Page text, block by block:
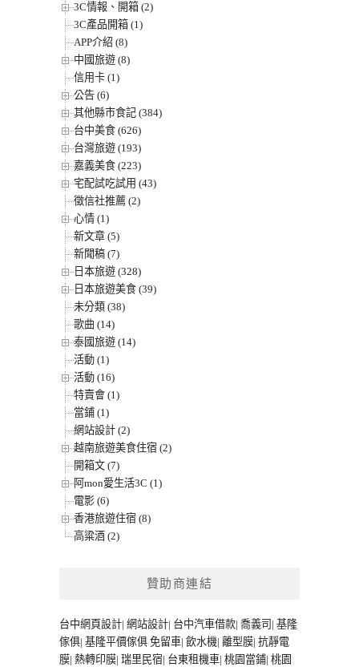
3C情報、開箱 (2)
3C產品開箱 (1)
APP介紹 (8)
中國旅遊 (8)
信用卡 (1)
公告 (6)
其他縣市食記 (384)
台中美食 (626)
台灣旅遊 (193)
嘉義美食 (223)
宅配試吃試用 (43)
徵信社推薦 (2)
心情 (1)
新文章 (5)
新聞稿 (7)
日本旅遊 (328)
日本旅遊美食 (39)
未分類 (38)
歌曲 (14)
泰國旅遊 (14)
活動 (1)
活動 (16)
特賣會 (1)
當鋪 (1)
網站設計 (2)
越南旅遊美食住宿 (2)
開箱文 (7)
阿mon愛生活3C (1)
電影 (6)
香港旅遊住宿 (8)
高粱酒 (2)
贊助商連結
台中網頁設計| 網站設計| 台中汽車借款| 喬義司 | 基隆
傢俱| 基隆平價傢俱 免留車| 飲水機| 離型膜| 抗靜電
膜| 熱轉印膜| 瑞里民宿| 台東租機車| 桃園當鋪| 桃園